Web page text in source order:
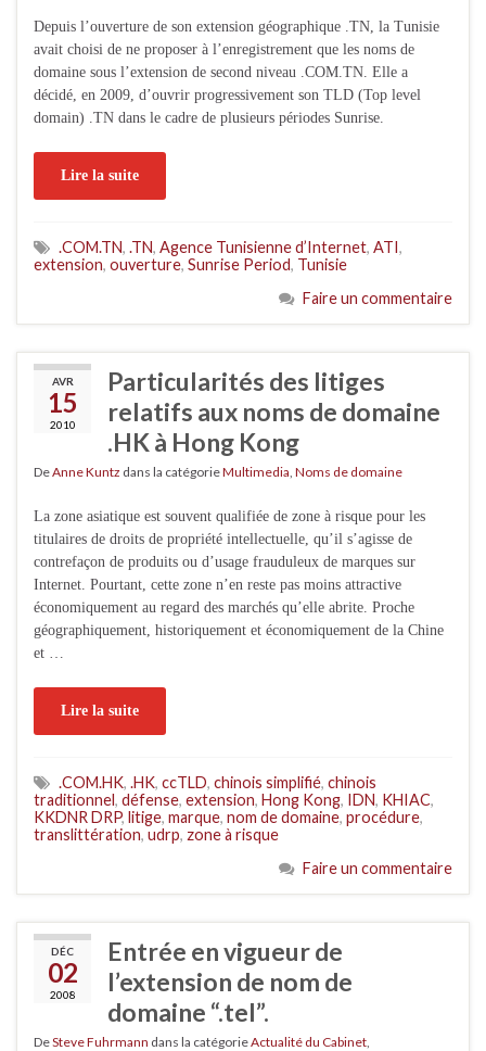
Depuis l’ouverture de son extension géographique .TN, la Tunisie
avait choisi de ne proposer à l’enregistrement que les noms de
domaine sous l’extension de second niveau .COM.TN. Elle a
décidé, en 2009, d’ouvrir progressivement son TLD (Top level
domain) .TN dans le cadre de plusieurs périodes Sunrise.
Lire la suite
.COM.TN, .TN, Agence Tunisienne d’Internet, ATI,
extension, ouverture, Sunrise Period, Tunisie
Faire un commentaire
AVR
15
2010
Particularités des litiges
relatifs aux noms de domaine
.HK à Hong Kong
DeAnne Kuntz dans la catégorieMultimedia Noms de domaine
La zone asiatique est souvent qualifiée de zone à risque pour les
titulaires de droits de propriété intellectuelle, qu’il s’agisse de
contrefaçon de produits ou d’usage frauduleux de marques sur
Internet. Pourtant, cette zone n’en reste pas moins attractive
économiquement au regard des marchés qu’elle abrite. Proche
géographiquement, historiquement et économiquement de la Chine
et …
Lire la suite
.COM.HK, .HK, ccTLD, chinois simplifié, chinois
traditionnel, défense, extension, Hong Kong, IDN, KHIAC,
KKDNR DRP, litige, marque, nom de domaine, procédure,
translittération, udrp, zone à risque
Faire un commentaire
DÉC
02
2008
Entrée en vigueur de
l’extension de nom de
domaine “.tel”.
DeSteve Fuhrmann dans la catégorieActualité du Cabinet